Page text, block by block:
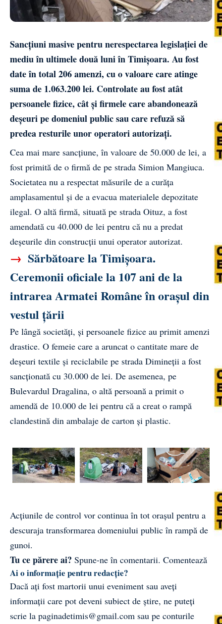
Sancțiuni masive pentru nerespectarea legislației de
mediu în ultimele două luni în Timișoara. Au fost
date în total 206 amenzi, cu o valoare care atinge
suma de 1.063.200 lei. Controlate au fost atât
persoanele fizice, cât și firmele care abandonează
deșeuri pe domeniul public sau care refuză să
predea resturile unor operatori autorizați.
Cea mai mare sancțiune, în valoare de 50.000 de lei, a
fost primită de o firmă de pe strada Simion Mangiuca.
Societatea nu a respectat măsurile de a curăța
amplasamentul și de a evacua materialele depozitate
ilegal. O altă firmă, situată pe strada Oituz, a fost
amendată cu 40.000 de lei pentru că nu a predat
deșeurile din construcții unui operator autorizat.
→ Sărbătoare la Timișoara.
Ceremonii oficiale la 107 ani de la
intrarea Armatei Române în orașul din
vestul țării
Pe lângă societăți, și persoanele fizice au primit amenzi
drastice. O femeie care a aruncat o cantitate mare de
deșeuri textile și reciclabile pe strada Dimineții a fost
sancționată cu 30.000 de lei. De asemenea, pe
Bulevardul Dragalina, o altă persoană a primit o
amendă de 10.000 de lei pentru că a creat o rampă
clandestină din ambalaje de carton și plastic.
Acțiunile de control vor continua în tot orașul pentru a
descuraja transformarea domeniului public în rampă de
gunoi.
Tu ce părere ai? Spune-ne în comentarii. Comentează
Ai o informație pentru redacție?
Dacă ați fost martorii unui eveniment sau aveți
informații care pot deveni subiect de știre, ne puteți
scrie la paginadetimis@gmail.com sau pe conturile